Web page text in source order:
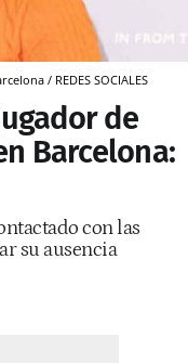
/ REDES SOCIALES
de
Barcelona:
con las
su ausencia